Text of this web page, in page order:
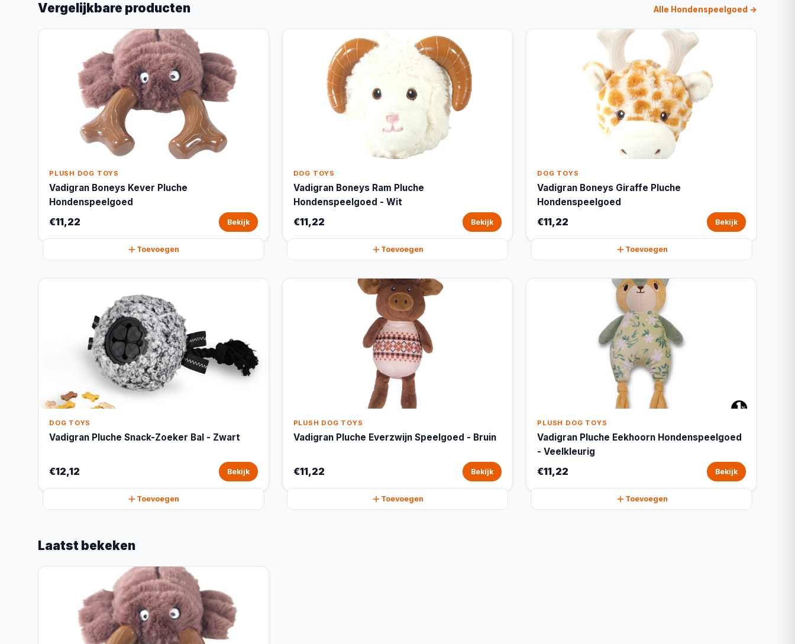
Vergelijkbare producten Alle Hondenspeelgoed →
PLUSH DOG TOYS
Vadigran Boneys Kever Pluche
Hondenspeelgoed
€11,22 Bekijk
Toevoegen
DOG TOYS
Vadigran Boneys Ram Pluche
Hondenspeelgoed - Wit
€11,22 Bekijk
Toevoegen
DOG TOYS
Vadigran Boneys Giraffe Pluche
Hondenspeelgoed
€11,22 Bekijk
Toevoegen
DOG TOYS
Vadigran Pluche Snack-Zoeker Bal - Zwart
€12,12 Bekijk
Toevoegen
PLUSH DOG TOYS
Vadigran Pluche Everzwijn Speelgoed - Bruin
€11,22 Bekijk
Toevoegen
PLUSH DOG TOYS
Vadigran Pluche Eekhoorn Hondenspeelgoed
- Veelkleurig
€11,22 Bekijk
Toevoegen
Laatst bekeken